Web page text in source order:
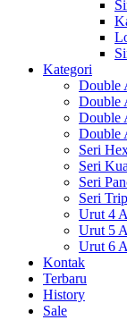
Kategori
Double
Double
Double
Double
Seri
Seri
Seri
Seri
Urut 4
Urut 5
Urut 6
Kontak
Terbaru
History
Sale